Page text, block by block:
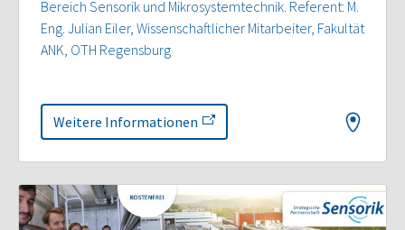
Bereich Sensorik und Mikrosystemtechnik. Referent: M.
Eng. Julian Eiler, Wissenschaftlicher Mitarbeiter, Fakultät
ANK, OTH Regensburg
Weitere Informationen